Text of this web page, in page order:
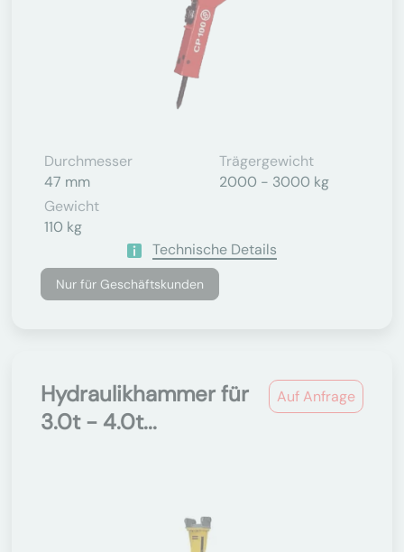
Durchmesser
47 mm
Trägergewicht
2000 - 3000 kg
Gewicht
110 kg
Technische Details
Nur für Geschäftskunden
Auf Anfrage
Hydraulikhammer für
3.0t - 4.0t...